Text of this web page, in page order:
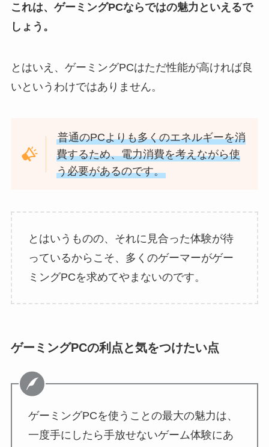
これは、ゲーミングPCならではの魅力といえるで
しょう。
とはいえ、ゲーミングPCはただ性能が高ければ良
いというわけではありません。
普通のPCよりも多くのエネルギーを消
費するため、電力消費を考えながら使
う必要があるのです。
とはいうものの、それに見合った体験が待
っているからこそ、多くのゲーマーがゲー
ミングPCを求めてやまないのです。
ゲーミングPCの利点と気をつけたい点
ゲーミングPCを使うことの最大の魅力は、
一度手にしたら手放せないゲーム体験にあ